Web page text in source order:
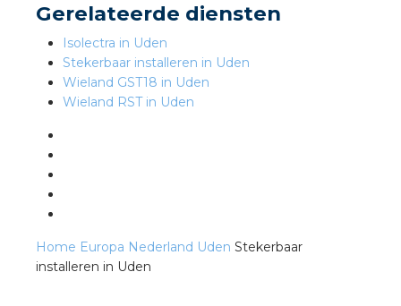
Gerelateerde diensten
Isolectra in Uden
Stekerbaar installeren in Uden
Wieland GST18 in Uden
Wieland RST in Uden
Home Europa Nederland Uden Stekerbaar
installeren in Uden